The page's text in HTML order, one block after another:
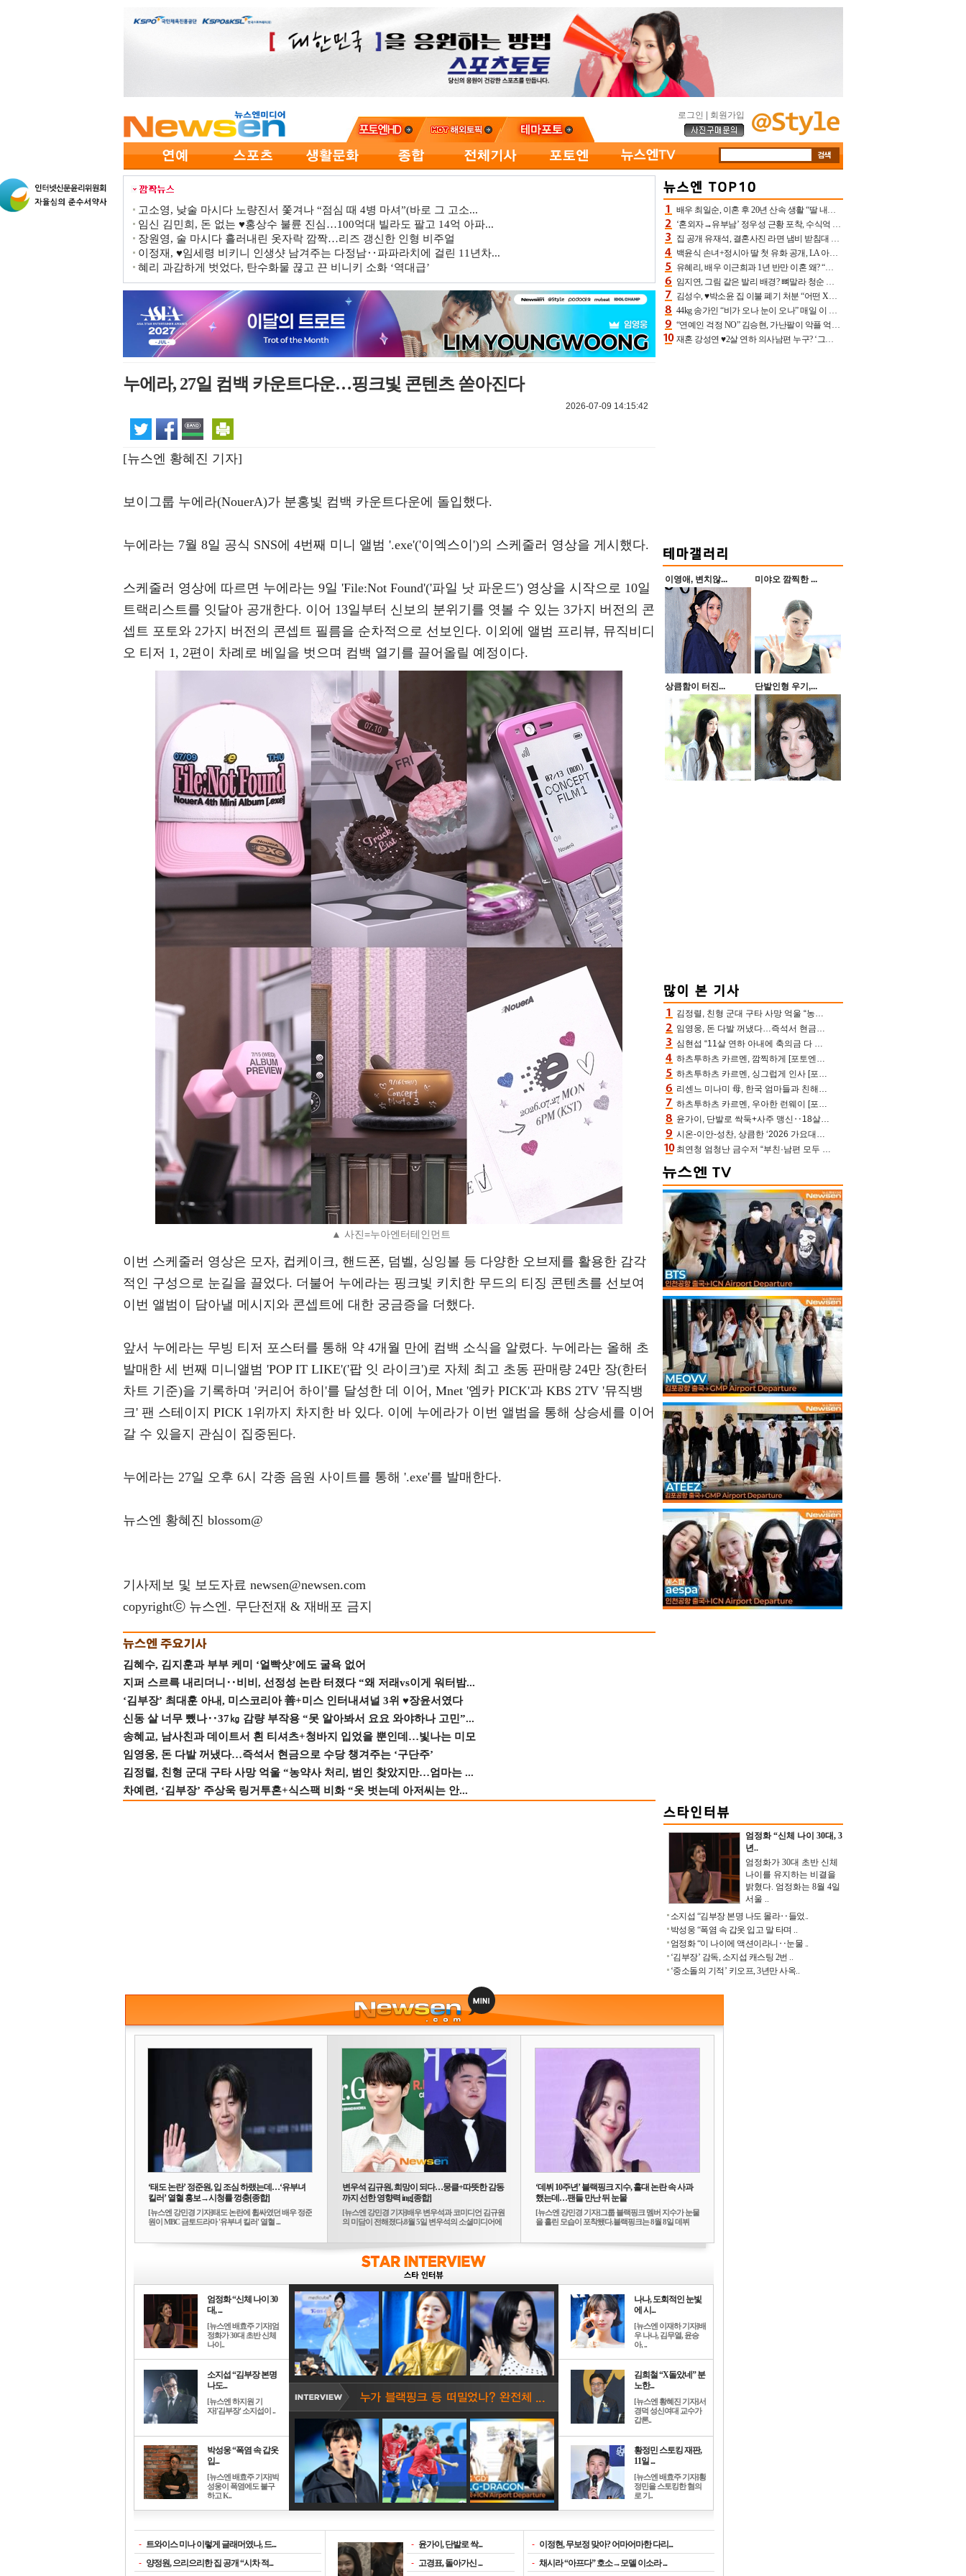
로그인 회원가입
고소영, 낮술 마시다 노량진서 쫓겨나 “점심 때 4병 마셔”(바로 그 고소...
임신 김민희, 돈 없는 ♥홍상수 불륜 진심…100억대 빌라도 팔고 14억 아파...
장원영, 술 마시다 흘러내린 옷자락 깜짝…리즈 갱신한 인형 비주얼
이정재, ♥임세령 비키니 인생샷 남겨주는 다정남‥파파라치에 걸린 11년차...
혜리 과감하게 벗었다, 탄수화물 끊고 끈 비니키 소화 ‘역대급’
누에라, 27일 컴백 카운트다운…핑크빛 콘텐츠 쏟아진다
2026-07-09 14:15:42
[뉴스엔 황혜진 기자]
보이그룹 누에라(NouerA)가 분홍빛 컴백 카운트다운에 돌입했다.
누에라는 7월 8일 공식 SNS에 4번째 미니 앨범 '.exe'('이엑스이')의 스케줄러 영상을 게시했다.
스케줄러 영상에 따르면 누에라는 9일 'File:Not Found'('파일 낫 파운드') 영상을 시작으로 10일
트랙리스트를 잇달아 공개한다. 이어 13일부터 신보의 분위기를 엿볼 수 있는 3가지 버전의 콘
셉트 포토와 2가지 버전의 콘셉트 필름을 순차적으로 선보인다. 이외에 앨범 프리뷰, 뮤직비디
오 티저 1, 2편이 차례로 베일을 벗으며 컴백 열기를 끌어올릴 예정이다.
▲ 사진=누아엔터테인먼트
이번 스케줄러 영상은 모자, 컵케이크, 핸드폰, 덤벨, 싱잉볼 등 다양한 오브제를 활용한 감각
적인 구성으로 눈길을 끌었다. 더불어 누에라는 핑크빛 키치한 무드의 티징 콘텐츠를 선보여
이번 앨범이 담아낼 메시지와 콘셉트에 대한 궁금증을 더했다.
앞서 누에라는 무빙 티저 포스터를 통해 약 4개월 만에 컴백 소식을 알렸다. 누에라는 올해 초
발매한 세 번째 미니앨범 'POP IT LIKE'('팝 잇 라이크')로 자체 최고 초동 판매량 24만 장(한터
차트 기준)을 기록하며 '커리어 하이'를 달성한 데 이어, Mnet '엠카 PICK'과 KBS 2TV '뮤직뱅
크' 팬 스테이지 PICK 1위까지 차지한 바 있다. 이에 누에라가 이번 앨범을 통해 상승세를 이어
갈 수 있을지 관심이 집중된다.
누에라는 27일 오후 6시 각종 음원 사이트를 통해 '.exe'를 발매한다.
뉴스엔 황혜진 blossom@
기사제보 및 보도자료 newsen@newsen.com
copyrightⓒ 뉴스엔. 무단전재 & 재배포 금지
김혜수, 김지훈과 부부 케미 ‘얼빡샷’에도 굴욕 없어
지퍼 스르륵 내리더니‥비비, 선정성 논란 터졌다 “왜 저래vs이게 워터밤...
‘김부장’ 최대훈 아내, 미스코리아 善+미스 인터내셔널 3위 ♥장윤서였다
신동 살 너무 뺐나‥37㎏ 감량 부작용 “못 알아봐서 요요 와야하나 고민”...
송혜교, 남사친과 데이트서 흰 티셔츠+청바지 입었을 뿐인데…빛나는 미모
임영웅, 돈 다발 꺼냈다…즉석서 현금으로 수당 챙겨주는 ‘구단주’
김정렬, 친형 군대 구타 사망 억울 “농약사 처리, 범인 찾았지만…엄마는 ...
차예련, ‘김부장’ 주상욱 링거투혼+식스팩 비화 “옷 벗는데 아저씨는 안...
배우 최일순, 이혼 후 20년 산속 생활 “딸 내가 버렸다고 원망‥맘 아파”(특종)[어제TV]
‘혼외자→유부남’ 정우성 근황 포착, 수식억 해킹 피해 후배 만났다 “존경하는”
집 공개 유재석, 결혼사진 라면 냄비 받침대 되고 분노‥가족사진도 피해(놀뭐)[어제TV]
백윤식 손녀+정시아 딸 첫 유화 공개, LA 아트쇼→서울국제조각페스타 작가다운 수준급 실력
유혜리, 배우 이근희과 1년 반만 이혼 왜? “식칼 꽂고 의자 던져” 충격 폭로(특종)[어제TV]
임지연, 그림 같은 발리 배경? 뼈말라 청순 비키니 핏에 상대 안 되네
김성수, ♥박소윤 집 이불 폐기 처분 “어떤 X이랑 썼을지 몰라” 질투(신랑수업2)[어제TV]
44kg 송가인 “비가 오나 눈이 오나” 매일 이 운동, 허벅지 근육량 상승+체지방 감소
“연예인 걱정 NO” 김승현, 가난팔이 악플 억울할만‥아내+딸과 日 여행
재혼 강성연 ♥2살 연하 의사남편 누구? ‘그알’ 자문의에 훈남 비주얼 초엘리트 스펙 [종합]
이영애, 변치않... 미야오 깜찍한 ...
상큼함이 터진... 단발인형 우기,...
김정렬, 친형 군대 구타 사망 억울 “농약사 처리, 범인 찾았지만…엄마는 이미 치매”(데이앤나잇)
임영웅, 돈 다발 꺼냈다…즉석서 현금으로 수당 챙겨주는 ‘구단주’
심현섭 “11살 연하 아내에 축의금 다 뺏겨, 집도 아내 명의” (동치미)[결정적장면]
하츠투하츠 카르멘, 깜찍하게 [포토엔HD]
하츠투하츠 카르멘, 싱그럽게 인사 [포토엔HD]
리센느 미나미 母, 한국 엄마들과 친해진 비결=BTS “최애 정국 얘기로 통해”(전참시)
하츠투하츠 카르멘, 우아한 런웨이 [포토엔HD]
윤가이, 단발로 싹둑+사주 맹신‥18살 연상 ♥장기하 반한 엉뚱·열정 매력(전참시)
시온-이안-성찬, 상큼한 ‘2026 가요대전 썸머’ MC [포토엔HD]
최연청 엄청난 금수저 “부친·남편 모두 판사, 국회의원·언론사 대표 집안”(아형)
엄정화 “신체 나이 30대, 3
년..
엄정화가 30대 초반 신체
나이를 유지하는 비결을
밝혔다. 엄정화는 8월 4일
서울 ..
소지섭 “김부장 본명 나도 몰라‥들었..
박성웅 “폭염 속 갑옷 입고 말 타며 ..
엄정화 “이 나이에 액션이라니‥눈물 ..
‘김부장’ 감독, 소지섭 캐스팅 2번 ..
‘중소돌의 기적’ 키오프, 3년만 사옥..
‘태도 논란’ 정준원, 입 조심 하랬는데…‘유부녀
킬러’ 열혈 홍보→시청률 껑충[종합]
[뉴스엔 강민경 기자]태도 논란에 휩싸였던 배우 정준
원이 MBC 금토드라마 '유부녀 킬러' 열혈 ...
변우석 김규원, 희망이 되다…뭉클+따뜻한 감동
까지 선한 영향력 ing[종합]
[뉴스엔 강민경 기자]배우 변우석과 코미디언 김규원
의 미담이 전해졌다.8월 5일 변우석의 소셜미디어에
‘데뷔 10주년’ 블랙핑크 지수, 홀대 논란 속 사과
했는데…팬들 만난 뒤 눈물
[뉴스엔 강민경 기자]그룹 블랙핑크 멤버 지수가 눈물
을 흘린 모습이 포착됐다.블랙핑크는 8월 8일 데뷔
엄정화 “신체 나이 30
대, ...
[뉴스엔 배효주 기자]엄
정화가 30대 초반 신체
나이..
소지섭 “김부장 본명
나도...
[뉴스엔 하지원 기
자]'김부장' 소지섭이 ..
박성웅 “폭염 속 갑옷
입...
[뉴스엔 배효주 기자]박
성웅이 폭염에도 불구
하고 K..
나나, 도회적인 눈빛
에 시...
[뉴스엔 이재하 기자]배
우 나나, 김무열, 윤승
아, ..
김희철 “X돌았네” 분
노한...
[뉴스엔 황혜진 기자]서
경덕 성신여대 교수가
갑론..
황정민 스토킹 재판,
11일 ...
[뉴스엔 배효주 기자]황
정민을 스토킹한 혐의
로 기..
- 트와이스 미나 이렇게 글래머였나, 드...
- 양정원, 으리으리한 집 공개 “시차 적...
- 윤가이, 단발로 싹...
- 고경표, 돌아가신 ...
- 이정현, 무보정 맞아? 어마어마한 다리...
- 채시라 “아프다” 호소→모델 이소라 ...